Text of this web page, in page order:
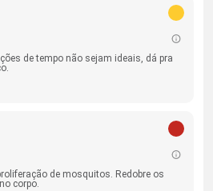
de tempo não sejam ideais, dá pra
de mosquitos. Redobre os
corpo.